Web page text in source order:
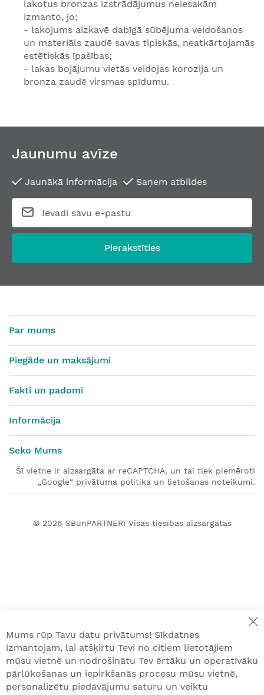
lakotus bronzas izstrādājumus neiesakām
izmanto, jo;
- lakojums aizkavē dabīgā sūbējuma veidošanos
un materiāls zaudē savas tipiskās, neatkārtojamās
estētiskās īpašības;
- lakas bojājumu vietās veidojas korozija un
bronza zaudē virsmas spīdumu.
Jaunumu avīze
Jaunākā informācija Saņem atbildes
Pierakstīties
Par mums
Piegāde un maksājumi
Fakti un padomi
Informācija
Seko Mums
Šī vietne ir aizsargāta ar reCAPTCHA, un tai tiek piemēroti
„Google“ privātuma politika un lietošanas noteikumi.
© 2026 SBunPARTNERI Visas tiesības aizsargātas
Mums rūp Tavu datu privātums! Sīkdatnes
izmantojam, lai atšķirtu Tevi no citiem lietotājiem
mūsu vietnē un nodrošinātu Tev ērtāku un operatīvāku
pārlūkošanas un iepirkšanās procesu mūsu vietnē,
personalizētu piedāvājumu saturu un veiktu